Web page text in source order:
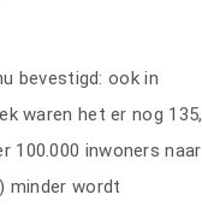
bevestigd: ook in
waren het er nog 135,
100.000 inwoners naar
minder wordt